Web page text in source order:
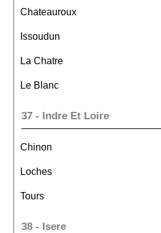
Chateauroux
Issoudun
La Chatre
Le Blanc
37 - Indre Et Loire
Chinon
Loches
Tours
38 - Isere